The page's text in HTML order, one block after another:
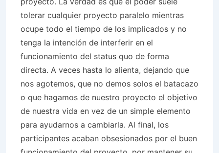
tolerar cualquier proyecto paralelo mientras
ocupe todo el tiempo de los implicados y no
tenga la intención de interferir en el
funcionamiento del status quo de forma
directa. A veces hasta lo alienta, dejando que
nos agotemos, que no demos solos el batacazo
o que hagamos de nuestro proyecto el objetivo
de nuestra vida en vez de un simple elemento
para ayudarnos a cambiarla. Al final, los
participantes acaban obsesionados por el buen